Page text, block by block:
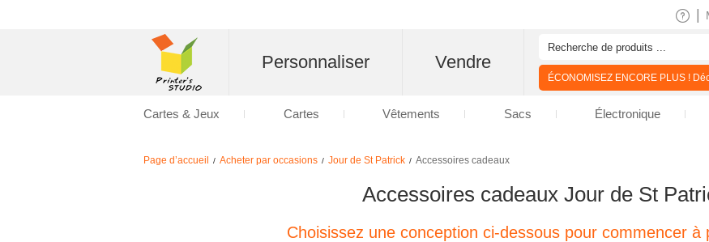
Page d’accueil / Acheter par occasions / Jour de St Patrick / Accessoires cadeaux
Accessoires cadeaux Jour de St
Choisissez une conception ci-dessous pour commencer à
Personnaliser Vendre
ÉCONOMISEZ ENCORE PLUS !
Cartes & Jeux Cartes Vêtements Sacs Électronique